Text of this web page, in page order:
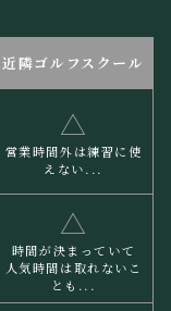
近隣ゴルフスクール
△
営業時間外は練習に使
えない...
△
時間が決まっていて
人気時間は取れないこ
とも...